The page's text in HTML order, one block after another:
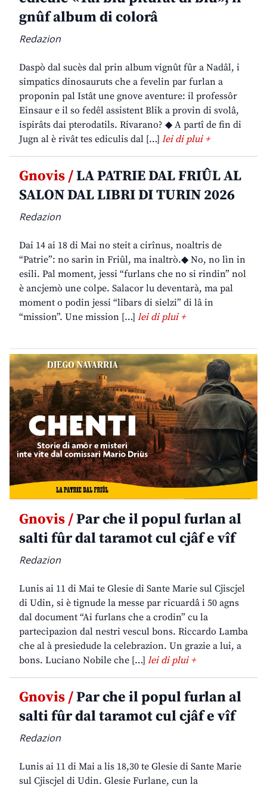
gnûf album di colorâ
Redazion
Daspò dal sucès dal prin album vignût fûr a Nadâl, i
simpatics dinosauruts che a fevelin par furlan a
proponin pal Istât une gnove aventure: il professôr
Einsaur e il so fedêl assistent Blik a provin di svolâ,
ispirâts dai pterodatils. Rivarano? ◆ A partî de fin di
Jugn al è rivât tes ediculis dal […] lei di plui +
Gnovis /LA PATRIE DAL FRIÛL AL
SALON DAL LIBRI DI TURIN 2026
Redazion
Dai 14 ai 18 di Mai no steit a cirînus, noaltris de
“Patrie”: no sarin in Friûl, ma inaltrò.◆ No, no lìn in
esili. Pal moment, jessi “furlans che no si rindin” nol
è ancjemò une colpe. Salacor lu deventarà, ma pal
moment o podin jessi “libars di sielzi” di lâ in
“mission”. Une mission […] lei di plui +
Gnovis /Par che il popul furlan al
salti fûr dal taramot cul cjâf e vîf
Redazion
Lunis ai 11 di Mai te Glesie di Sante Marie sul Cjiscjel
di Udin, si è tignude la messe par ricuardâ i 50 agns
dal document “Ai furlans che a crodin” cu la
partecipazion dal nestri vescul bons. Riccardo Lamba
che al à presiedude la celebrazion. Un grazie a lui, a
bons. Luciano Nobile che […] lei di plui +
Gnovis /Par che il popul furlan al
salti fûr dal taramot cul cjâf e vîf
Redazion
Lunis ai 11 di Mai a lis 18,30 te Glesie di Sante Marie
sul Cjiscjel di Udin. Glesie Furlane, cun la